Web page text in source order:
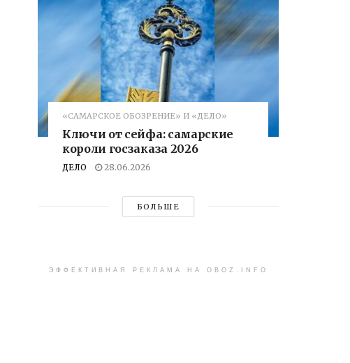
«САМАРСКОЕ ОБОЗРЕНИЕ» И «ДЕЛО»
Ключи от сейфа: самарские
короли госзаказа 2026
ДЕЛО 28.06.2026
БОЛЬШЕ
ЭФФЕКТИВНАЯ РЕКЛАМА НА OBOZ.INFO